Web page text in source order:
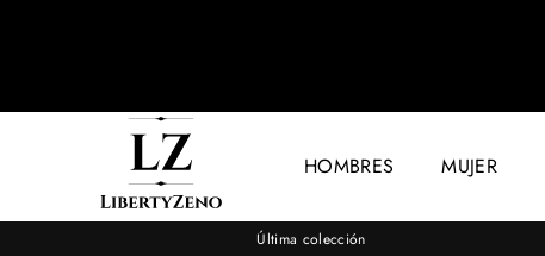
LIBERTYZENO
HOMBRES MUJER
Última colección